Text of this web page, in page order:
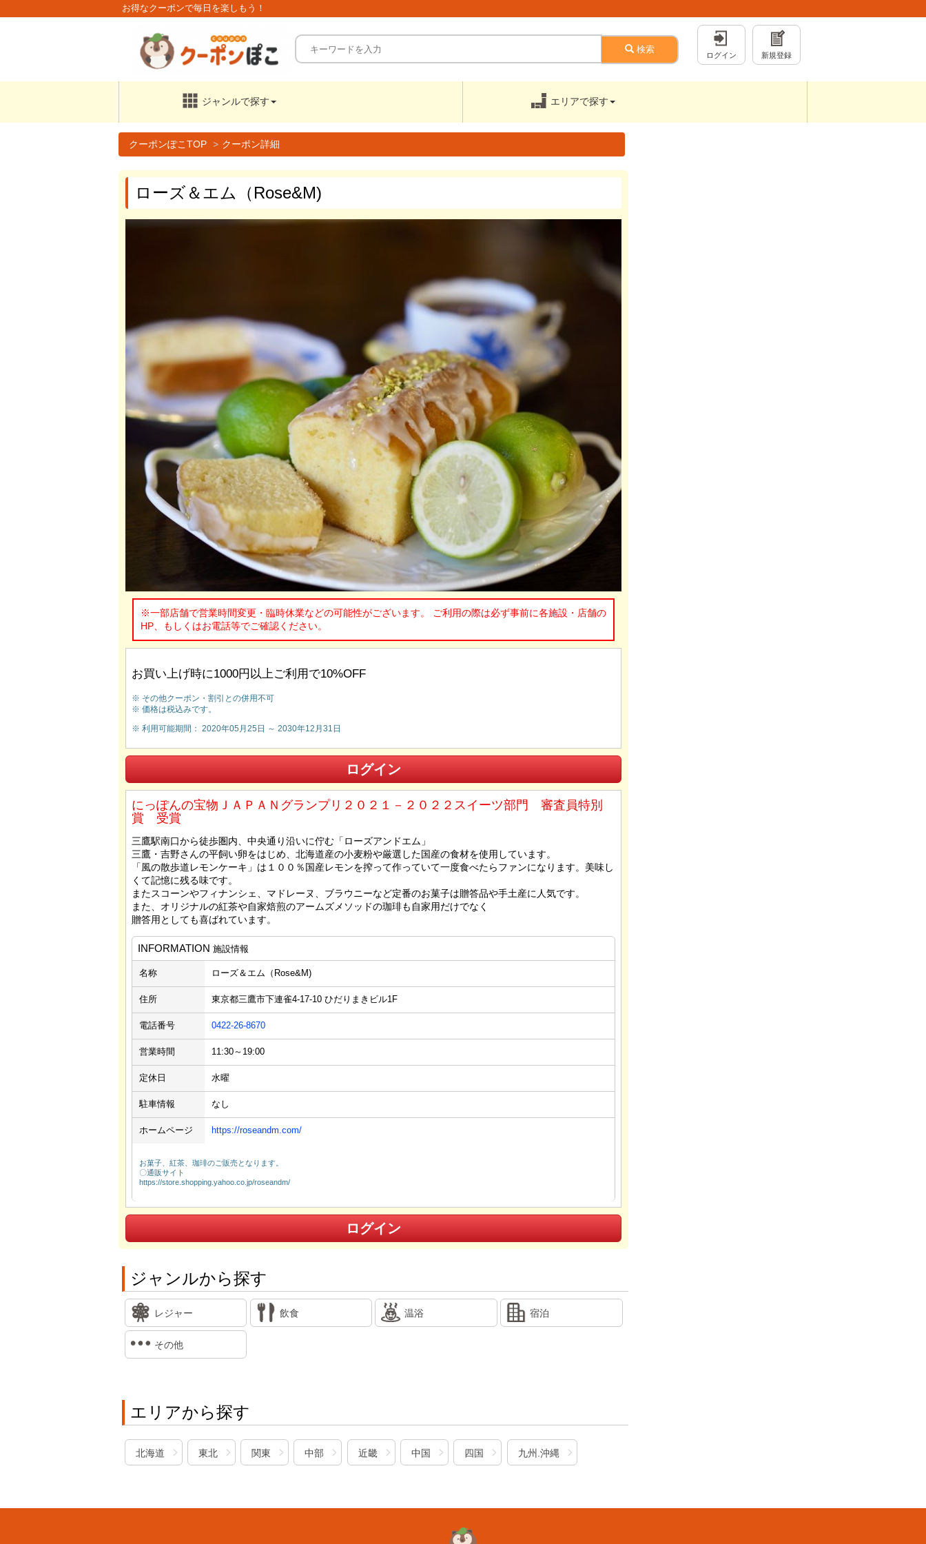
お得なクーポンで毎日を楽しもう！
検索
ログイン 新規登録
ジャンルで探す エリアで探す
クーポンぽこTOP クーポン詳細
ローズ＆エム（Rose&M)
※一部店舗で営業時間変更・臨時休業などの可能性がございます。 ご利用の際は必ず事前に各施設・店舗の
HP、もしくはお電話等でご確認ください。
お買い上げ時に1000円以上ご利用で10%OFF
※ その他クーポン・割引との併用不可
※ 価格は税込みです。
※ 利用可能期間： 2020年05月25日 ～ 2030年12月31日
ログイン
にっぽんの宝物ＪＡＰＡＮグランプリ２０２１－２０２２スイーツ部門 審査員特別
賞 受賞
三鷹駅南口から徒歩圏内、中央通り沿いに佇む「ローズアンドエム」
三鷹・吉野さんの平飼い卵をはじめ、北海道産の小麦粉や厳選した国産の食材を使用しています。
「風の散歩道レモンケーキ」は１００％国産レモンを搾って作っていて一度食べたらファンになります。美味し
くて記憶に残る味です。
またスコーンやフィナンシェ、マドレーヌ、ブラウニーなど定番のお菓子は贈答品や手土産に人気です。
また、オリジナルの紅茶や自家焙煎のアームズメソッドの珈琲も自家用だけでなく
贈答用としても喜ばれています。
INFORMATION 施設情報
名称 ローズ＆エム（Rose&M)
住所 東京都三鷹市下連雀4-17-10 ひだりまきビル1F
電話番号 0422-26-8670
営業時間 11:30～19:00
定休日 水曜
駐車情報 なし
ホームページ https://roseandm.com/
お菓子、紅茶、珈琲のご販売となります。
〇通販サイト
https://store.shopping.yahoo.co.jp/roseandm/
ログイン
ジャンルから探す
レジャー 飲食 温浴 宿泊
その他
エリアから探す
北海道 東北 関東 中部 近畿 中国 四国 九州.沖縄